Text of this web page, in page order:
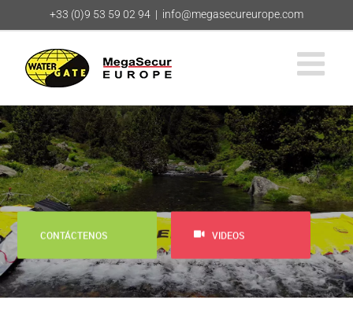
al
contenido
+33 (0)9 53 59 02 94 | info@megasecureurope.com
CONTÁCTENOS VIDEOS